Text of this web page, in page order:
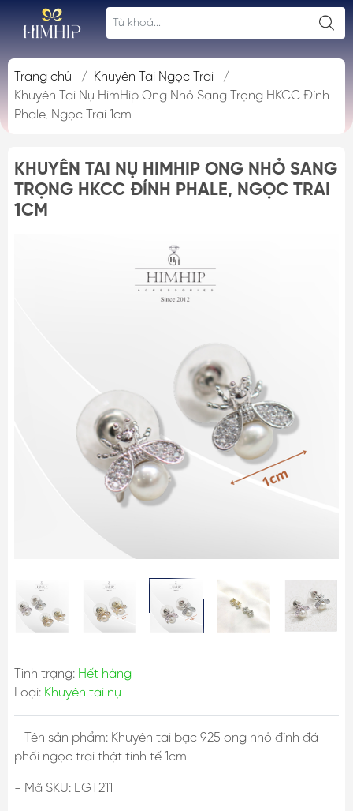
Trang chủ / Khuyên Tai Ngọc Trai
/
Khuyên Tai Nụ HimHip Ong Nhỏ Sang Trọng HKCC Đính
Phale, Ngọc Trai 1cm
KHUYÊN TAI NỤ HIMHIP ONG NHỎ SANG
TRỌNG HKCC ĐÍNH PHALE, NGỌC TRAI
1CM
Tình trạng: Hết hàng
Loại: Khuyên tai nụ
- Tên sản phẩm: Khuyên tai bạc 925 ong nhỏ đính đá
phối ngọc trai thật tinh tế 1cm
- Mã SKU: EGT211